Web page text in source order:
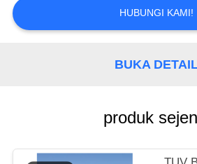
PERMINTAAN
HUBUNGI KAMI!
BUKA
produk